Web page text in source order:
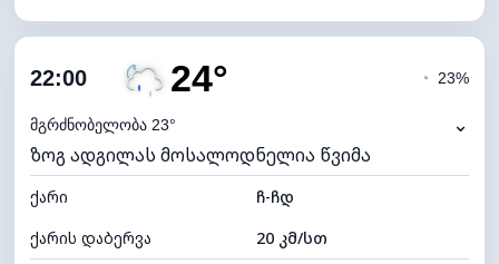
ღრუბლიანობა
ნამის წერტილი
ხილვადობა
10 კმ
განათების ინდექსი 0 (ბნელი)
ღრუბლის სიმაღლე 5040 მ
22:00 24°
მგრძნობელობა 23°
◔ 23%
⌄
ზოგ ადგილას მოსალოდნელია წვიმა
ქარი
ჩ-ჩდ
ქარის დაბერვა
20 კმ/სთ